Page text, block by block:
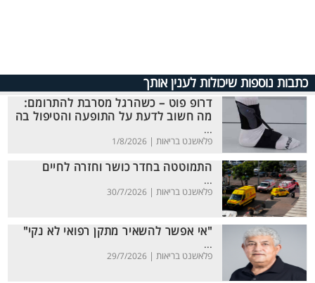
כתבות נוספות שיכולות לענין אותך
דרופ פוט – כשהרגל מסרבת להתרומם:
מה חשוב לדעת על התופעה והטיפול בה
...
פלאשנט בריאות | 1/8/2026
התמוטטה בחדר כושר וחזרה לחיים
...
פלאשנט בריאות | 30/7/2026
"אי אפשר להשאיר מתקן רפואי לא נקי"
...
פלאשנט בריאות | 29/7/2026